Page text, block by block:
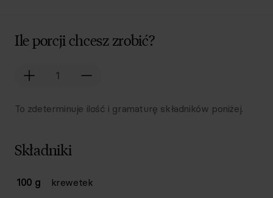
Ile porcji chcesz zrobić?
To zdeterminuje ilość i gramaturę składników poniżej.
Składniki
Lista składników przepisu z ilościami i wagami
Ilość Składnik
100 g
krewetek